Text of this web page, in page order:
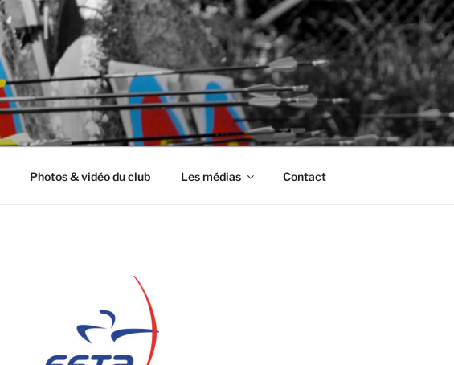
Photos & vidéo du club Les médias Contact